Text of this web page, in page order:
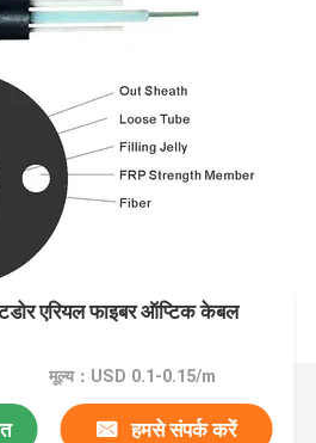
एरियल फाइबर ऑप्टिक केबल
मूल्य：USD 0.1-0.15/m
हमसे संपर्क करें